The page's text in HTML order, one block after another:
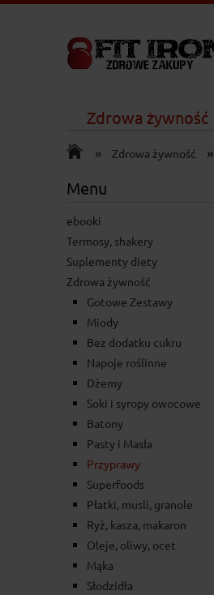
Zdrowa żywność
Nowości
» Zdrowa żywność »
Menu
ebooki
Termosy, shakery
Suplementy diety
Zdrowa żywność
Gotowe Zestawy
Miody
Bez dodatku cukru
Napoje roślinne
Dżemy
Soki i syropy owocowe
Batony
Pasty i Masła
Przyprawy
Superfoods
Płatki, musli, granole
Ryż, kasza, makaron
Oleje, oliwy, ocet
Mąka
Słodzidła